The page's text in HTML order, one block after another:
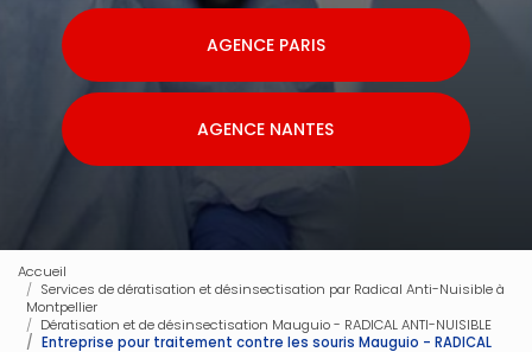
AGENCE PARIS
AGENCE NANTES
Accueil
Services de dératisation et désinsectisation par Radical Anti-Nuisible à
Montpellier
Dératisation et de désinsectisation Mauguio - RADICAL ANTI-NUISIBLE
Entreprise pour traitement contre les souris Mauguio - RADICAL